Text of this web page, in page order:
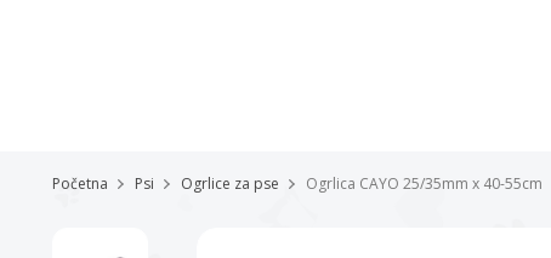
Početna Psi Ogrlice za pse Ogrlica CAYO 25/35mm x 40-55cm